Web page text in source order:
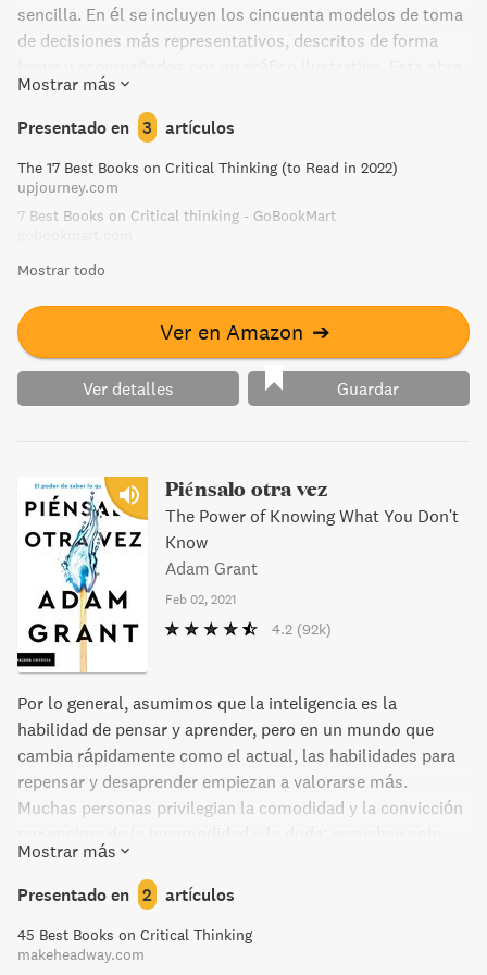
sencilla. En él se incluyen los cincuenta modelos de toma
de decisiones más representativos, descritos de forma
le ayudará a la hora de tomar una decisión importante,
permitiéndole simplificar los problemas y guiándole en la
dirección adecuada. ¿No acaba de decidirse sobre si este
libro es para usted? Entonces, ¡debe leerlo de inmediato!
Mostrar más
Presentado en 3 artículos
The 17 Best Books on Critical Thinking (to Read in 2022)
upjourney.com
7 Best Books on Critical thinking - GoBookMart
Mostrar todo
Ver en Amazon ➔
Ver detalles Guardar
Piénsalo otra vez
The Power of Knowing What You Don't
Know
Adam Grant
Feb 02, 2021
4.2 (92k)
Por lo general, asumimos que la inteligencia es la
habilidad de pensar y aprender, pero en un mundo que
cambia rápidamente como el actual, las habilidades para
repensar y desaprender empiezan a valorarse más.
Muchas personas privilegian la comodidad y la convicción
aquellas opiniones que les hacen sentir bien, en vez de las
ideas que los desafían; ven el desacuerdo como una
amenaza para su ego, en vez de una oportunidad para
aprender; se rodean de personas que apoyan sus puntos
de vista, en vez de gravitar en torno a sus contradictores.
Mostrar más
Presentado en 2 artículos
45 Best Books on Critical Thinking
makeheadway.com